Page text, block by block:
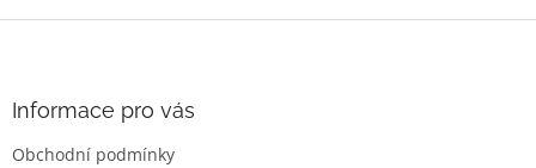
v
Informace pro vás
Obchodní podmínky